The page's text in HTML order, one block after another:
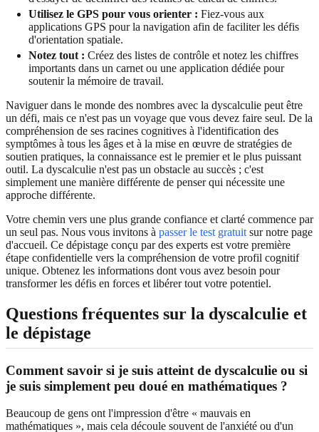
Utilisez le GPS pour vous orienter : Fiez-vous aux
applications GPS pour la navigation afin de faciliter les défis
d'orientation spatiale.
Notez tout : Créez des listes de contrôle et notez les chiffres
importants dans un carnet ou une application dédiée pour
soutenir la mémoire de travail.
Naviguer dans le monde des nombres avec la dyscalculie peut être
un défi, mais ce n'est pas un voyage que vous devez faire seul. De la
compréhension de ses racines cognitives à l'identification des
symptômes à tous les âges et à la mise en œuvre de stratégies de
soutien pratiques, la connaissance est le premier et le plus puissant
outil. La dyscalculie n'est pas un obstacle au succès ; c'est
simplement une manière différente de penser qui nécessite une
approche différente.
Votre chemin vers une plus grande confiance et clarté commence par
un seul pas. Nous vous invitons à passer le test gratuit sur notre page
d'accueil. Ce dépistage conçu par des experts est votre première
étape confidentielle vers la compréhension de votre profil cognitif
unique. Obtenez les informations dont vous avez besoin pour
transformer les défis en forces et libérer tout votre potentiel.
Questions fréquentes sur la dyscalculie et
le dépistage
Comment savoir si je suis atteint de dyscalculie ou si
je suis simplement peu doué en mathématiques ?
Beaucoup de gens ont l'impression d'être « mauvais en
mathématiques », mais cela découle souvent de l'anxiété ou d'un